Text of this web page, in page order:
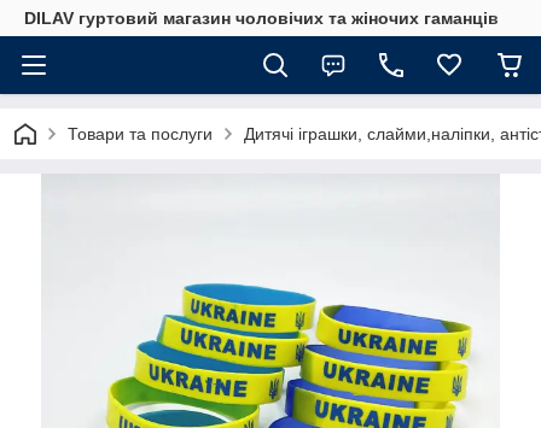
DILAV гуртовий магазин чоловічих та жіночих гаманців
Товари та послуги Дитячі іграшки, слайми,наліпки,